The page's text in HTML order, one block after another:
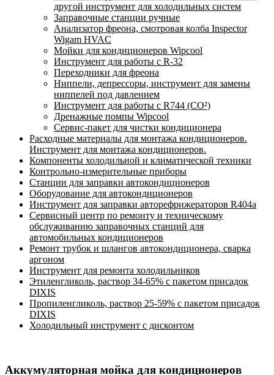
другой инструмент для холодильных систем
Заправочные станции ручные
Анализатор фреона, смотровая колба Inspector
Wigam HVAC
Мойки для кондиционеров Wipcool
Инструмент для работы с R-32
Переходники для фреона
Ниппели, депрессоры, инструмент для замены
ниппелей под давлением
Инструмент для работы с R744 (CO²)
Дренажные помпы Wipcool
Сервис-пакет для чистки кондиционера
Расходные материалы для монтажа кондиционеров.
Инструмент для монтажа кондиционеров.
Компоненты холодильной и климатической техники
Контрольно-измерительные приборы
Станции для заправки автокондиционеров
Оборудование для автокондиционеров
Инструмент для заправки авторефрижераторов R404a
Сервисный центр по ремонту и техническому
обслуживанию заправочных станций для
автомобильных кондиционеров
Ремонт трубок и шлангов автокондиционера, сварка
аргоном
Инструмент для ремонта холодильников
Этиленгликоль, раствор 34-65% с пакетом присадок
DIXIS
Пропиленгликоль, раствор 25-59% с пакетом присадок
DIXIS
Холодильный инструмент с дисконтом
Аккумуляторная мойка для кондиционеров